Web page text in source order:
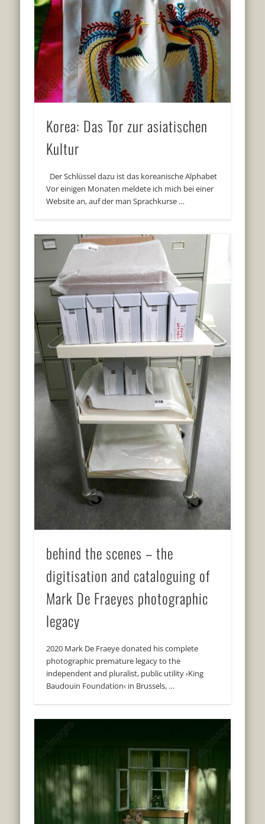
Korea: Das Tor zur asiatischen
Kultur
Der Schlüssel dazu ist das koreanische Alphabet
Vor einigen Monaten meldete ich mich bei einer
Website an, auf der man Sprachkurse …
behind the scenes – the
digitisation and cataloguing of
Mark De Fraeyes photographic
legacy
2020 Mark De Fraeye donated his complete
photographic premature legacy to the
independent and pluralist, public utility ›King
Baudouin Foundation‹ in Brussels, …